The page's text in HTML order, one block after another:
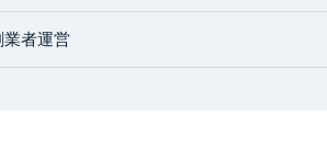
業者運営